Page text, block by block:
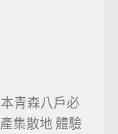
本青森八戶必
集散地 體驗